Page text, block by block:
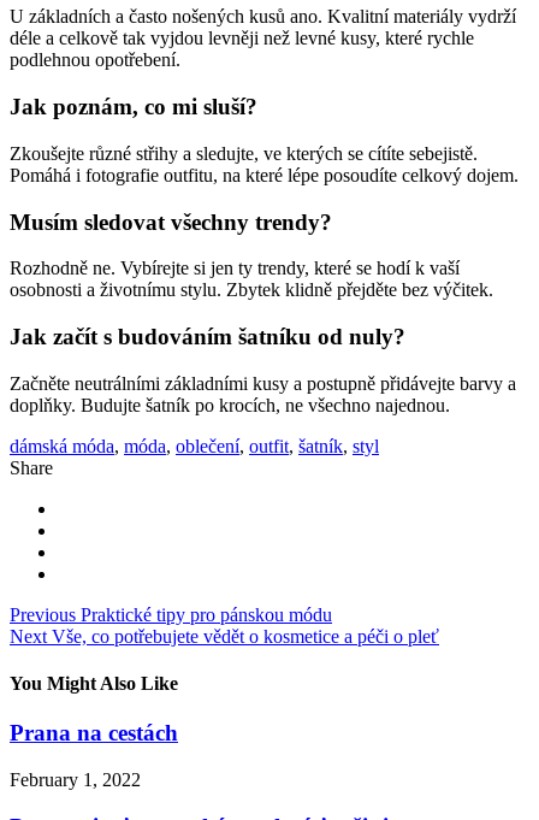
U základních a často nošených kusů ano. Kvalitní materiály vydrží
déle a celkově tak vyjdou levněji než levné kusy, které rychle
podlehnou opotřebení.
Jak poznám, co mi sluší?
Zkoušejte různé střihy a sledujte, ve kterých se cítíte sebejistě.
Pomáhá i fotografie outfitu, na které lépe posoudíte celkový dojem.
Musím sledovat všechny trendy?
Rozhodně ne. Vybírejte si jen ty trendy, které se hodí k vaší
osobnosti a životnímu stylu. Zbytek klidně přejděte bez výčitek.
Jak začít s budováním šatníku od nuly?
Začněte neutrálními základními kusy a postupně přidávejte barvy a
doplňky. Budujte šatník po krocích, ne všechno najednou.
dámská móda, móda, oblečení, outfit, šatník, styl
Share
Post
navigation
Previous Praktické tipy pro pánskou módu
Next Vše, co potřebujete vědět o kosmetice a péči o pleť
You Might Also Like
Prana na cestách
February 1, 2022